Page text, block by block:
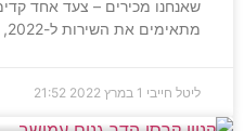
שאנחנו מכירים – צעד אחד
מתאימים את השירות ל-2022, אבל חושבים קדימה ל-2030".
ליטל חייבי 1 במרץ 2022 21:52